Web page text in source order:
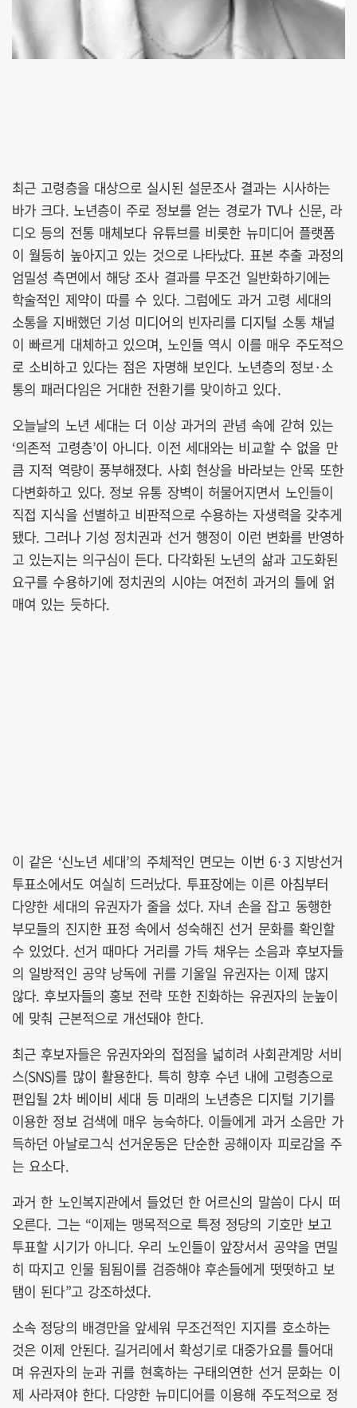
최근 고령층을 대상으로 실시된 설문조사 결과는 시사하는
바가 크다. 노년층이 주로 정보를 얻는 경로가 TV나 신문, 라
디오 등의 전통 매체보다 유튜브를 비롯한 뉴미디어 플랫폼
이 월등히 높아지고 있는 것으로 나타났다. 표본 추출 과정의
엄밀성 측면에서 해당 조사 결과를 무조건 일반화하기에는
학술적인 제약이 따를 수 있다. 그럼에도 과거 고령 세대의
소통을 지배했던 기성 미디어의 빈자리를 디지털 소통 채널
이 빠르게 대체하고 있으며, 노인들 역시 이를 매우 주도적으
로 소비하고 있다는 점은 자명해 보인다. 노년층의 정보·소
통의 패러다임은 거대한 전환기를 맞이하고 있다.
오늘날의 노년 세대는 더 이상 과거의 관념 속에 갇혀 있는
‘의존적 고령층’이 아니다. 이전 세대와는 비교할 수 없을 만
큼 지적 역량이 풍부해졌다. 사회 현상을 바라보는 안목 또한
다변화하고 있다. 정보 유통 장벽이 허물어지면서 노인들이
직접 지식을 선별하고 비판적으로 수용하는 자생력을 갖추게
됐다. 그러나 기성 정치권과 선거 행정이 이런 변화를 반영하
고 있는지는 의구심이 든다. 다각화된 노년의 삶과 고도화된
요구를 수용하기에 정치권의 시야는 여전히 과거의 틀에 얽
매여 있는 듯하다.
이 같은 ‘신노년 세대’의 주체적인 면모는 이번 6·3 지방선거
투표소에서도 여실히 드러났다. 투표장에는 이른 아침부터
다양한 세대의 유권자가 줄을 섰다. 자녀 손을 잡고 동행한
부모들의 진지한 표정 속에서 성숙해진 선거 문화를 확인할
수 있었다. 선거 때마다 거리를 가득 채우는 소음과 후보자들
의 일방적인 공약 낭독에 귀를 기울일 유권자는 이제 많지
않다. 후보자들의 홍보 전략 또한 진화하는 유권자의 눈높이
에 맞춰 근본적으로 개선돼야 한다.
최근 후보자들은 유권자와의 접점을 넓히려 사회관계망 서비
스(SNS)를 많이 활용한다. 특히 향후 수년 내에 고령층으로
편입될 2차 베이비 세대 등 미래의 노년층은 디지털 기기를
이용한 정보 검색에 매우 능숙하다. 이들에게 과거 소음만 가
득하던 아날로그식 선거운동은 단순한 공해이자 피로감을 주
는 요소다.
과거 한 노인복지관에서 들었던 한 어르신의 말씀이 다시 떠
오른다. 그는 “이제는 맹목적으로 특정 정당의 기호만 보고
투표할 시기가 아니다. 우리 노인들이 앞장서서 공약을 면밀
히 따지고 인물 됨됨이를 검증해야 후손들에게 떳떳하고 보
탬이 된다”고 강조하셨다.
소속 정당의 배경만을 앞세워 무조건적인 지지를 호소하는
것은 이제 안된다. 길거리에서 확성기로 대중가요를 틀어대
며 유권자의 눈과 귀를 현혹하는 구태의연한 선거 문화는 이
제 사라져야 한다. 다양한 뉴미디어를 이용해 주도적으로 정